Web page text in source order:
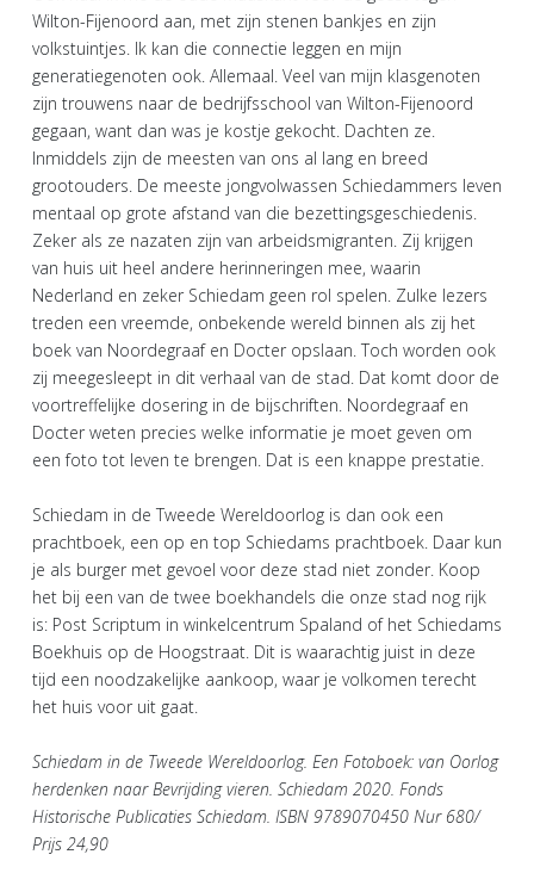
Wilton-Fijenoord aan, met zijn stenen bankjes en zijn
volkstuintjes. Ik kan die connectie leggen en mijn
generatiegenoten ook. Allemaal. Veel van mijn klasgenoten
zijn trouwens naar de bedrijfsschool van Wilton-Fijenoord
gegaan, want dan was je kostje gekocht. Dachten ze.
Inmiddels zijn de meesten van ons al lang en breed
grootouders. De meeste jongvolwassen Schiedammers leven
mentaal op grote afstand van die bezettingsgeschiedenis.
Zeker als ze nazaten zijn van arbeidsmigranten. Zij krijgen
van huis uit heel andere herinneringen mee, waarin
Nederland en zeker Schiedam geen rol spelen. Zulke lezers
treden een vreemde, onbekende wereld binnen als zij het
boek van Noordegraaf en Docter opslaan. Toch worden ook
zij meegesleept in dit verhaal van de stad. Dat komt door de
voortreffelijke dosering in de bijschriften. Noordegraaf en
Docter weten precies welke informatie je moet geven om
een foto tot leven te brengen. Dat is een knappe prestatie.
Schiedam in de Tweede Wereldoorlog is dan ook een
prachtboek, een op en top Schiedams prachtboek. Daar kun
je als burger met gevoel voor deze stad niet zonder. Koop
het bij een van de twee boekhandels die onze stad nog rijk
is: Post Scriptum in winkelcentrum Spaland of het Schiedams
Boekhuis op de Hoogstraat. Dit is waarachtig juist in deze
tijd een noodzakelijke aankoop, waar je volkomen terecht
het huis voor uit gaat.
Schiedam in de Tweede Wereldoorlog. Een Fotoboek: van Oorlog
herdenken naar Bevrijding vieren. Schiedam 2020. Fonds
Historische Publicaties Schiedam. ISBN 9789070450 Nur 680/
Prijs 24,90